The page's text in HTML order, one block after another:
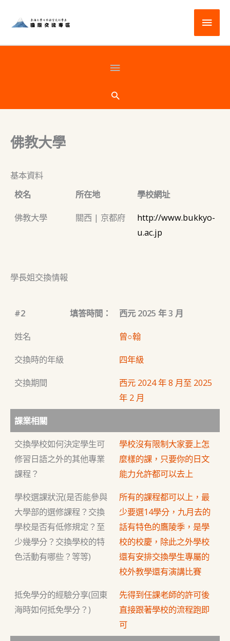
主
要
搜
尋
佛教大學
基本資料
校名
所在地
學校網址
佛教大學
關西 | 京都府
http://www.bukkyo-
u.ac.jp
學長姐交換情報
#2 填答時間：
西元 2025 年 3 月
姓名
曾○翰
交換時的年級
四年級
交換期間
西元 2024 年 8 月至 2025
年 2 月
課業相關
交換學校如何決定學生可
修習日語之外的其他專業
課程？
學校沒有限制大家要上怎
麼樣的課，只要你的日文
能力允許都可以去上
學校選課狀況(是否能參與
大學部的選修課程？交換
學校是否有低修規定？至
少幾學分？交換學校的特
色活動有哪些？等等)
所有的課程都可以上，最
少要選14學分，九月去的
話有特色的鷹陵季，是學
校的校慶，除此之外學校
還有安排交換學生專屬的
校外教學還有演講比賽
抵免學分的經驗分享(回東
海時如何抵免學分？)
先得到任課老師的許可後
直接跟著學校的流程跑即
可